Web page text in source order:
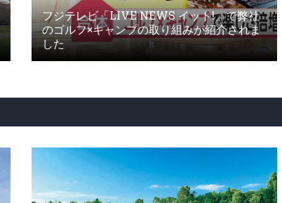
フジテレビ「LIVE NEWS イット!」で弊社
のゴルフ×キャンプの取り組みが紹介されま
した